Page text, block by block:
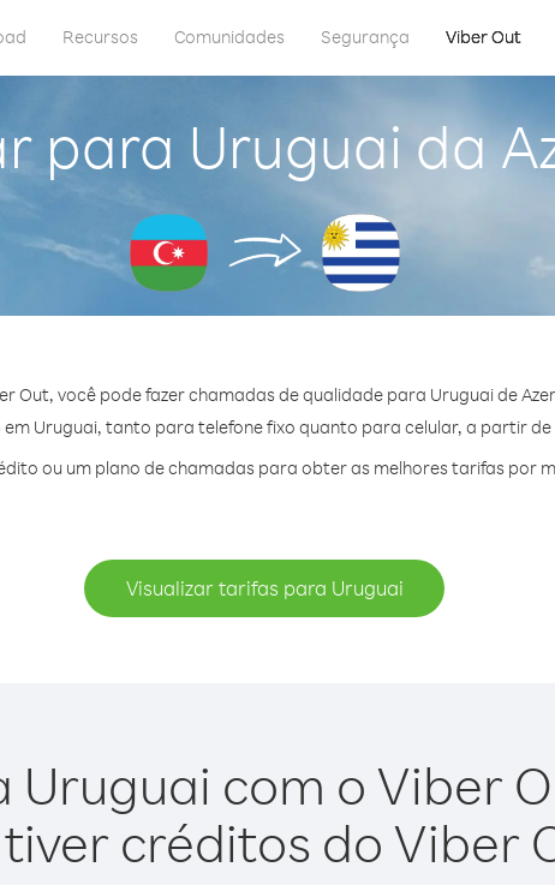
Recursos Comunidades Segurança Viber Out
para Uruguai da
Out, você pode fazer chamadas de qualidade para Uruguai de
Uruguai, tanto para telefone fixo quanto para celular, a partir
ou um plano de chamadas para obter as melhores tarifas por
Visualizar tarifas para Uruguai
Uruguai com o Viber
créditos do Viber